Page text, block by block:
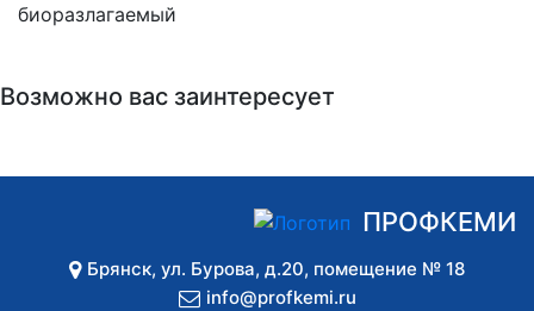
биоразлагаемый
Возможно вас заинтересует
ПРОФКЕМИ
Брянск, ул. Бурова, д.20, помещение № 18
info@profkemi.ru